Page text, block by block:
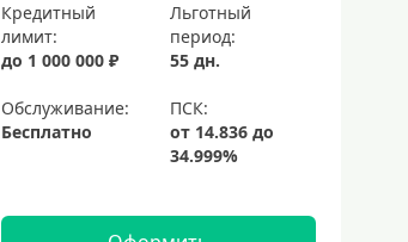
Кредитный
лимит:
до 1 000 000 ₽
Льготный
период:
55 дн.
Обслуживание:
Бесплатно